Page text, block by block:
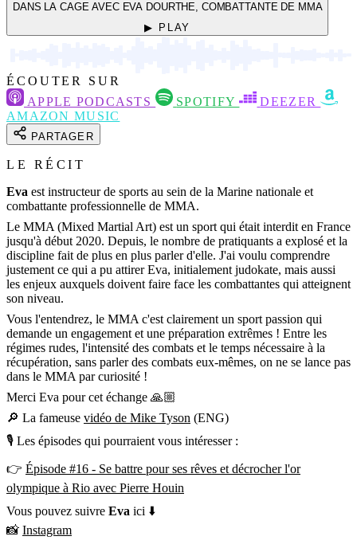
DANS LA CAGE AVEC EVA DOURTHE, COMBATTANTE DE MMA
▶ PLAY
ÉCOUTER SUR
APPLE PODCASTS
SPOTIFY
DEEZER
AMAZON MUSIC
PARTAGER
LE RÉCIT
Eva est instructeur de sports au sein de la Marine nationale et
combattante professionnelle de MMA.
Le MMA (Mixed Martial Art) est un sport qui était interdit en France
jusqu'à début 2020. Depuis, le nombre de pratiquants a explosé et la
discipline fait de plus en plus parler d'elle. J'ai voulu comprendre
justement ce qui a pu attirer Eva, initialement judokate, mais aussi
les enjeux auxquels doivent faire face les combattantes qui atteignent
son niveau.
Vous l'entendrez, le MMA c'est clairement un sport passion qui
demande un engagement et une préparation extrêmes ! Entre les
régimes rudes, l'intensité des combats et le temps nécessaire à la
récupération, sans parler des combats eux-mêmes, on ne se lance pas
dans le MMA par curiosité !
Merci Eva pour cet échange 🙏🏼
🔎 La fameuse vidéo de Mike Tyson (ENG)
🎙 Les épisodes qui pourraient vous intéresser :
👉 Épisode #16 - Se battre pour ses rêves et décrocher l'or
olympique à Rio avec Pierre Houin
Vous pouvez suivre Eva ici ⬇️
📸 Instagram